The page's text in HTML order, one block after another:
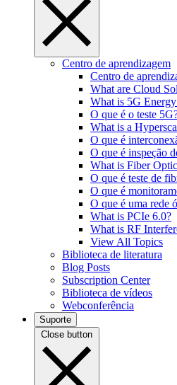
Centro de aprendizagem
Centro de
What are Cloud
What is 5G
O que é o teste
What is a
O que é
O que é inspeção
What is Fiber
O que é teste de
O que é
O que é uma rede
What is PCIe 6.0?
What is RF
View All Topics
Biblioteca de literatura
Blog Posts
Subscription Center
Biblioteca de vídeos
Webconferência
Suporte
Close button